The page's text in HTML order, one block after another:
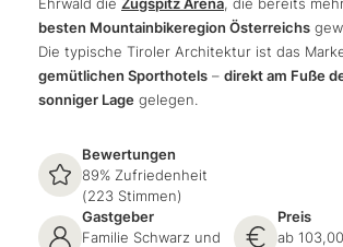
besten Mountainbikeregion Österreichs
Die typische Tiroler Architektur ist das
gemütlichen Sporthotels – direkt am Fuße
sonniger Lage gelegen.
Bewertungen
89% Zufriedenheit
(223 Stimmen)
Gastgeber
Familie Schwarz und
Preis
ab